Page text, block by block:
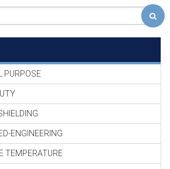
PURPOSE
ENGINEERING
TEMPERATURE